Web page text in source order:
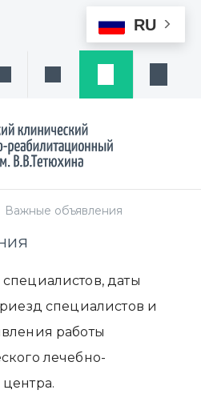
RU
направления или врача
Написать намЗаказ звонка
Важные объявления
даты
специалистов и
работы
лечебно-